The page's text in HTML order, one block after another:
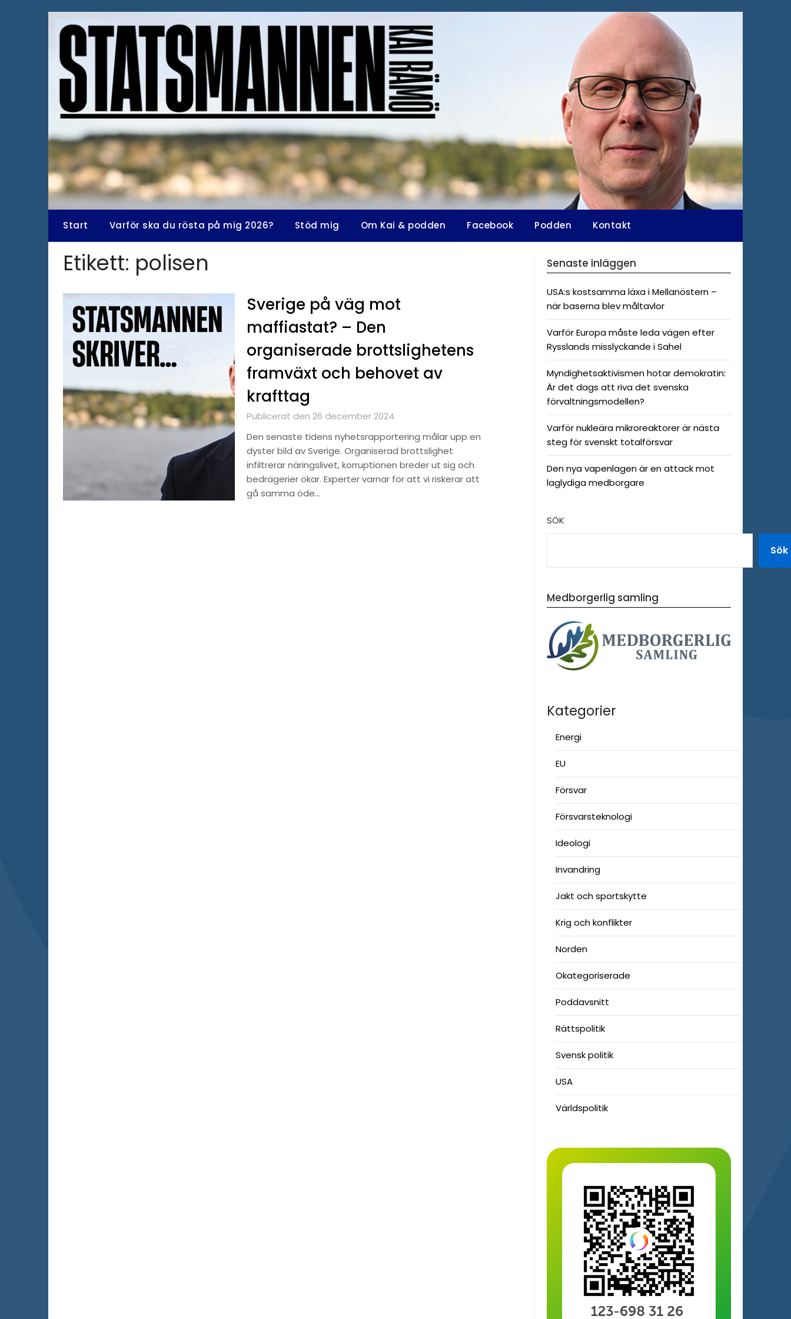
Start Varför ska du rösta på mig 2026? Stöd mig Om Kai & podden Facebook Podden Kontakt
Etikett: polisen
Sverige på väg mot
maffiastat? – Den
organiserade brottslighetens
framväxt och behovet av
krafttag
Publicerat den 26 december 2024
Den senaste tidens nyhetsrapportering målar upp en
dyster bild av Sverige. Organiserad brottslighet
infiltrerar näringslivet, korruptionen breder ut sig och
bedrägerier ökar. Experter varnar för att vi riskerar att
gå samma öde…
Senaste inläggen
USA:s kostsamma läxa i Mellanöstern –
när baserna blev måltavlor
Varför Europa måste leda vägen efter
Rysslands misslyckande i Sahel
Myndighetsaktivismen hotar demokratin:
Är det dags att riva det svenska
förvaltningsmodellen?
Varför nukleära mikroreaktorer är nästa
steg för svenskt totalförsvar
Den nya vapenlagen är en attack mot
laglydiga medborgare
SÖK
Sök
Medborgerlig samling
Kategorier
Energi
EU
Försvar
Försvarsteknologi
Ideologi
Invandring
Jakt och sportskytte
Krig och konflikter
Norden
Okategoriserade
Poddavsnitt
Rättspolitik
Svensk politik
USA
Världspolitik